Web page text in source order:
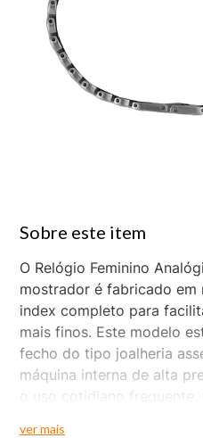
O Relógio Feminino
mostrador é fabricado em
index completo para
mais finos. Este modelo
fecho do tipo joalheria
máquina interna de alta
o uso cotidiano
ver mais